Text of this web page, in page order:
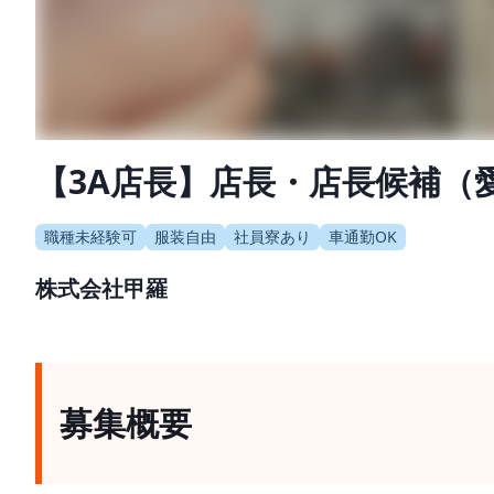
【3A店長】店長・店長候補（
職種未経験可 服装自由 社員寮あり 車通勤OK
株式会社甲羅
募集概要